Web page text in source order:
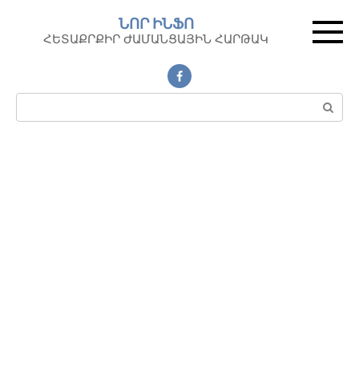
контенту
ՆՈՐ ԻՆՖՈ
ՀԵՏԱՔՐՔԻՐ ԺԱՄԱՆՑԱՅԻՆ ՀԱՐԹԱԿ
Поиск: